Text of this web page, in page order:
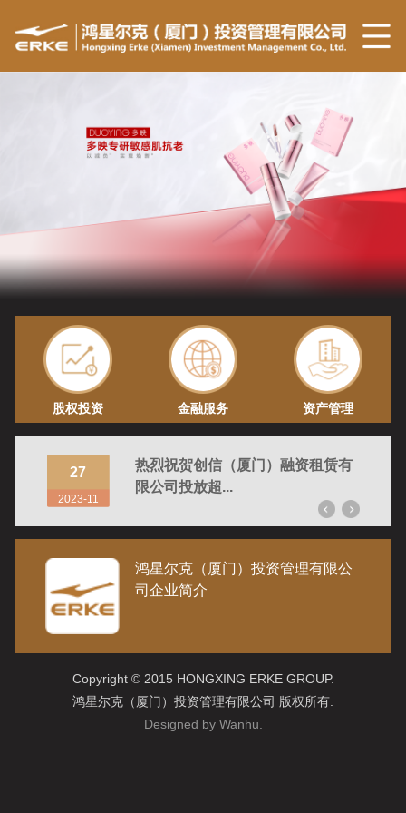
股权投资 金融服务 资产管理
27
2023-11
热烈祝贺创信（厦门）融资租赁有
限公司投放超...
鸿星尔克（厦门）投资管理有限公
司企业简介
Copyright © 2015 HONGXING ERKE GROUP.
鸿星尔克（厦门）投资管理有限公司 版权所有.
Designed by Wanhu